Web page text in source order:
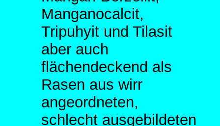
Manganocalcit,
Tripuhyit und Tilasit
aber auch
flächendeckend als
Rasen aus wirr
angeordneten,
schlecht ausgebildeten